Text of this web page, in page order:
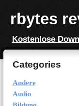
rbytes
Kostenlose
Categories
Andere
Audio